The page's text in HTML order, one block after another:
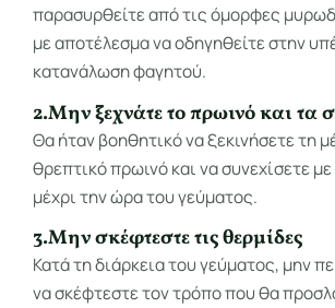
παρασυρθείτε από τις όμορφες
με αποτέλεσμα να οδηγηθείτε στην
κατανάλωση φαγητού.
2.Μην ξεχνάτε το πρωινό και τα
Θα ήταν βοηθητικό να ξεκινήσετε τη
θρεπτικό πρωινό και να συνεχίσετε
μέχρι την ώρα του γεύματος.
3.Μην σκέφτεστε τις θερμίδες
Κατά τη διάρκεια του γεύματος, μην
να σκέφτεστε τον τρόπο που θα